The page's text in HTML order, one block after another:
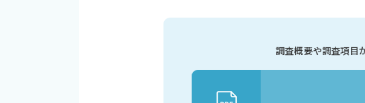
調査概要や調査項目